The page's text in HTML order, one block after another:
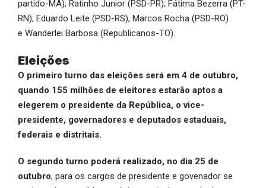
partido-MA); Ratinho Junior (PSD-PR); Fátima Bezerra (PT-
RN); Eduardo Leite (PSD-RS), Marcos Rocha (PSD-RO)
e Wanderlei Barbosa (Republicanos-TO).
Eleições
O primeiro turno das eleições será em 4 de outubro,
quando 155 milhões de eleitores estarão aptos a
elegerem o presidente da República, o vice-
presidente, governadores e deputados estaduais,
federais e distritais.
O segundo turno poderá realizado, no dia 25 de
outubro, para os cargos de presidente e govenador se